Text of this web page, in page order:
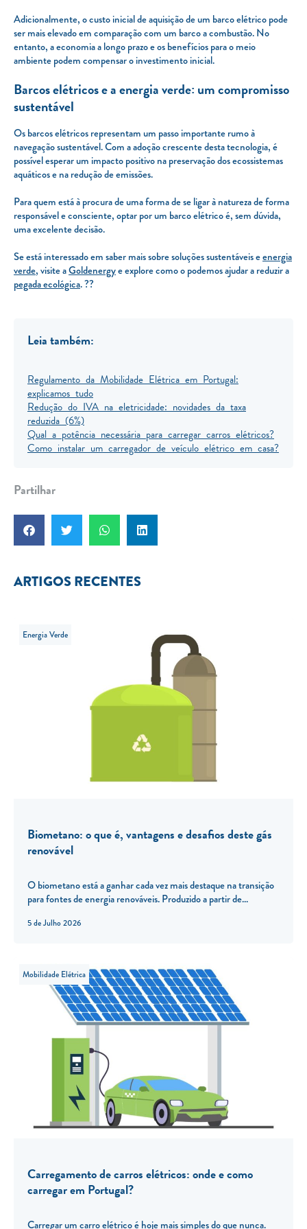
Adicionalmente, o custo inicial de aquisição de um barco elétrico pode
ser mais elevado em comparação com um barco a combustão. No
entanto, a economia a longo prazo e os benefícios para o meio
ambiente podem compensar o investimento inicial.
Barcos elétricos e a energia verde: um compromisso
sustentável
Os barcos elétricos representam um passo importante rumo à
navegação sustentável. Com a adoção crescente desta tecnologia, é
possível esperar um impacto positivo na preservação dos ecossistemas
aquáticos e na redução de emissões.
Para quem está à procura de uma forma de se ligar à natureza de forma
responsável e consciente, optar por um barco elétrico é, sem dúvida,
uma excelente decisão.
Se está interessado em saber mais sobre soluções sustentáveis eenergia
verde, visite aGoldenergye explore como o podemos ajudar a reduzir a
pegada ecológica. ??️
Leia também:
Regulamento da Mobilidade Elétrica em Portugal:
explicamos tudo
Redução do IVA na eletricidade: novidades da taxa
reduzida (6%)
Qual a potência necessária para carregar carros elétricos?
Como instalar um carregador de veículo elétrico em casa?
Partilhar
ARTIGOS RECENTES
5 de Julho 2026
Energia Verde
Biometano: o que é, vantagens e desafios deste gás
renovável
O biometano está a ganhar cada vez mais destaque na transição
para fontes de energia renováveis. Produzido a partir de...
Mobilidade Elétrica
Carregamento de carros elétricos: onde e como
carregar em Portugal?
Carregar um carro elétrico é hoje mais simples do que nunca.